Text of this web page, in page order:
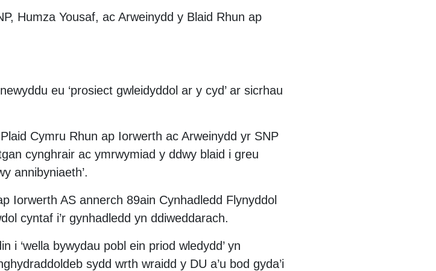
Humza Yousaf, ac Arweinydd y Blaid Rhun ap
eu ‘prosiect gwleidyddol ar y cyd’ ar sicrhau
Cymru Rhun ap Iorwerth ac Arweinydd yr SNP
cynghrair ac ymrwymiad y ddwy blaid i greu
annibyniaeth’.
Iorwerth AS annerch 89ain Cynhadledd Flynyddol
cyntaf i’r gynhadledd yn ddiweddarach.
i ‘wella bywydau pobl ein priod wledydd’ yn
sydd wrth wraidd y DU a’u bod gyda’i